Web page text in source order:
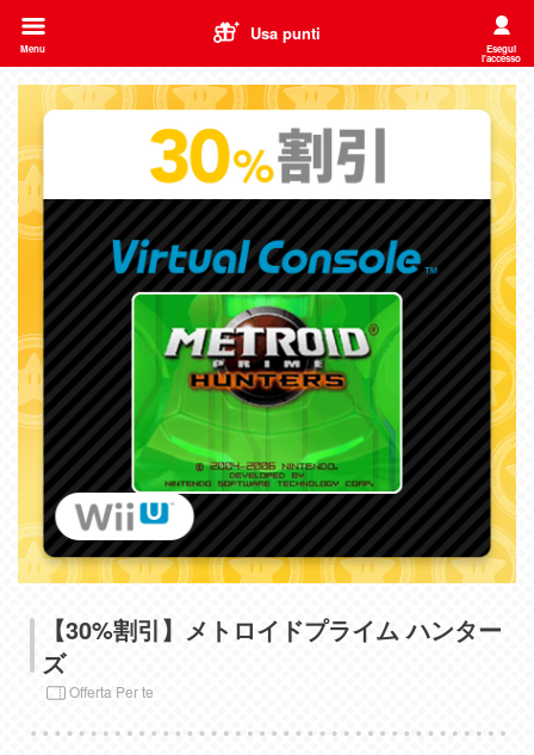
Usa punti
Menu Esegui
l'accesso
【30%割引】メトロイドプライム ハンター
ズ
Offerta Per te